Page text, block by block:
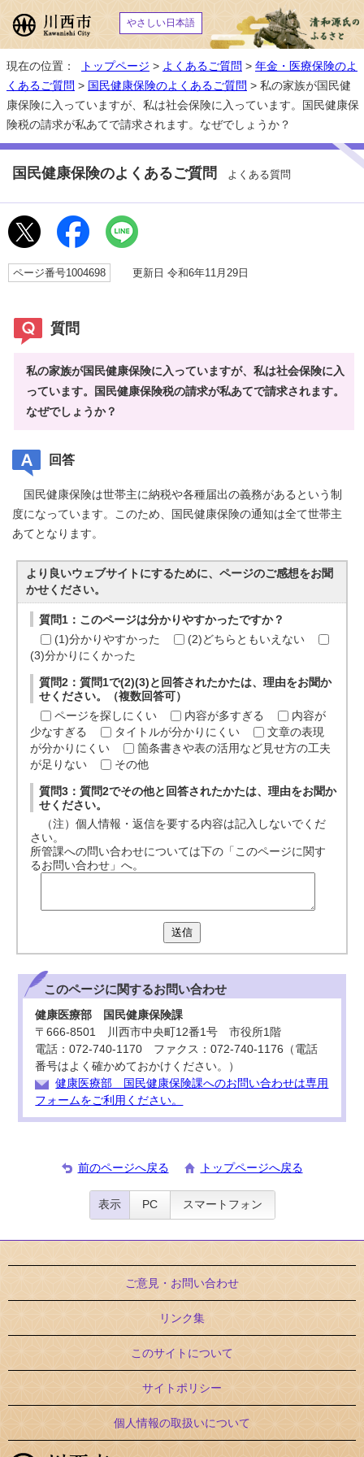
やさしい日本語
現在の位置： トップページ > よくあるご質問 > 年金・医療保険のよ
くあるご質問 > 国民健康保険のよくあるご質問 > 私の家族が国民健
康保険に入っていますが、私は社会保険に入っています。国民健康保
険税の請求が私あてで請求されます。なぜでしょうか？
国民健康保険のよくあるご質問 よくある質問
ページ番号1004698 更新日 令和6年11月29日
質問
私の家族が国民健康保険に入っていますが、私は社会保険に入
っています。国民健康保険税の請求が私あてで請求されます。
なぜでしょうか？
回答
国民健康保険は世帯主に納税や各種届出の義務があるという制
度になっています。このため、国民健康保険の通知は全て世帯主
あてとなります。
より良いウェブサイトにするために、ページのご感想をお聞
かせください。
質問1：このページは分かりやすかったですか？
(1)分かりやすかった
(2)どちらともいえない
(3)分かりにくかった
質問2：質問1で(2)(3)と回答されたかたは、理由をお聞か
せください。（複数回答可）
ページを探しにくい
内容が多すぎる
内容が
少なすぎる
タイトルが分かりにくい
文章の表現
が分かりにくい
箇条書きや表の活用など見せ方の工夫
が足りない
その他
質問3：質問2でその他と回答されたかたは、理由をお聞か
せください。
（注）個人情報・返信を要する内容は記入しないでくだ
さい。
所管課への問い合わせについては下の「このページに関す
るお問い合わせ」へ。
送信
このページに関するお問い合わせ
健康医療部 国民健康保険課
〒666-8501 川西市中央町12番1号 市役所1階
電話：072-740-1170 ファクス：072-740-1176（電話
番号はよく確かめておかけください。）
健康医療部 国民健康保険課へのお問い合わせは専用
フォームをご利用ください。
前のページへ戻る トップページへ戻る
表示 PC スマートフォン
ご意見・お問い合わせ
リンク集
このサイトについて
サイトポリシー
個人情報の取扱いについて